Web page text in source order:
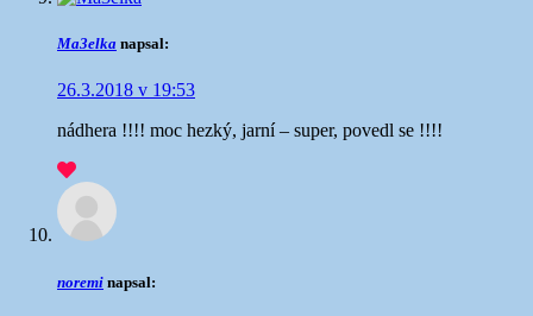
Ma3elka napsal:
26.3.2018 v 19:53
nádhera !!!! moc hezký, jarní – super, povedl se !!!!
noremi napsal: